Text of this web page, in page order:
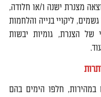
מצנרת ישנה ו/או חלודה,
ליקויי בנייה והלחמות
של הצנרת, גומיות יבשות
במהירות, חלפו הימים בהם